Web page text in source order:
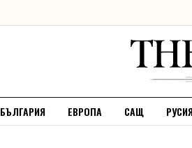
БЪЛГАРИЯ ЕВРОПА САЩ